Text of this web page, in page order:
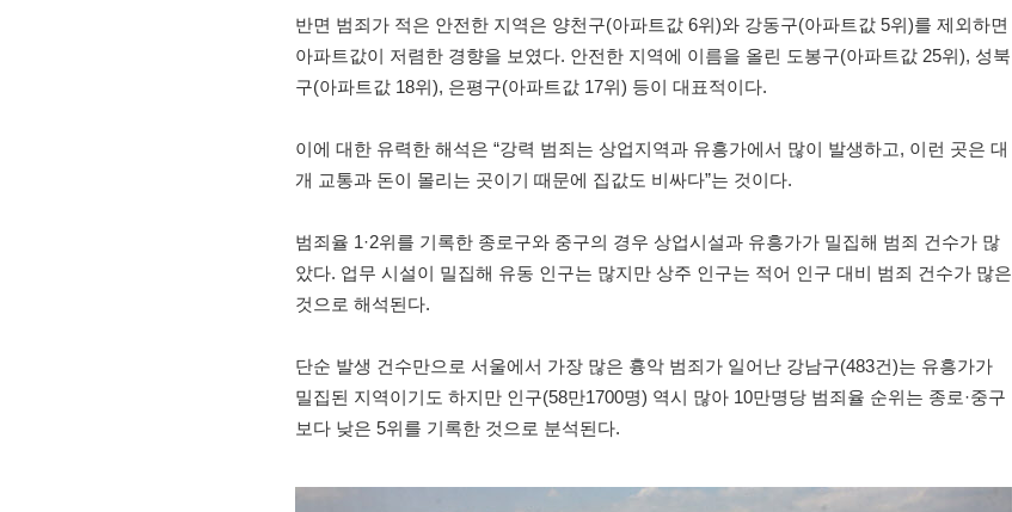
반면 범죄가 적은 안전한 지역은 양천구(아파트값 6위)와 강동구(아파트값 5위)를 제외하면
아파트값이 저렴한 경향을 보였다. 안전한 지역에 이름을 올린 도봉구(아파트값 25위), 성북
구(아파트값 18위), 은평구(아파트값 17위) 등이 대표적이다.
이에 대한 유력한 해석은 “강력 범죄는 상업지역과 유흥가에서 많이 발생하고, 이런 곳은 대
개 교통과 돈이 몰리는 곳이기 때문에 집값도 비싸다”는 것이다.
범죄율 1·2위를 기록한 종로구와 중구의 경우 상업시설과 유흥가가 밀집해 범죄 건수가 많
았다. 업무 시설이 밀집해 유동 인구는 많지만 상주 인구는 적어 인구 대비 범죄 건수가 많은
것으로 해석된다.
단순 발생 건수만으로 서울에서 가장 많은 흉악 범죄가 일어난 강남구(483건)는 유흥가가
밀집된 지역이기도 하지만 인구(58만1700명) 역시 많아 10만명당 범죄율 순위는 종로·중구
보다 낮은 5위를 기록한 것으로 분석된다.